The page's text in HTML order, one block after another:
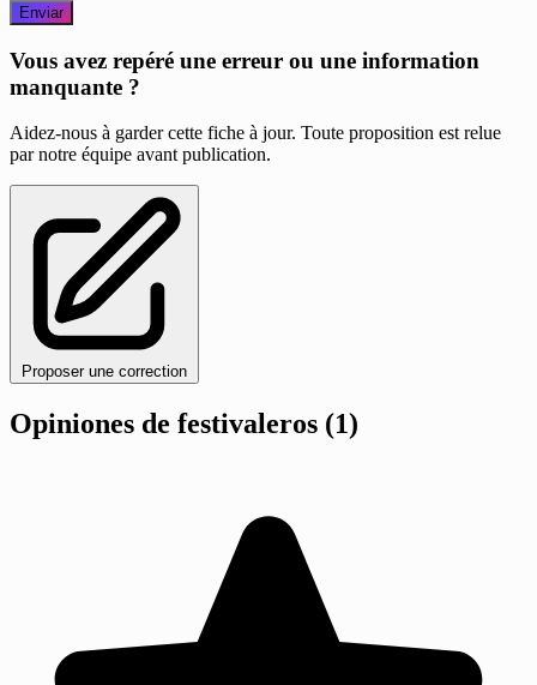
Enviar
Vous avez repéré une erreur ou une information
manquante ?
Aidez-nous à garder cette fiche à jour. Toute proposition est relue
par notre équipe avant publication.
Proposer une correction
Opiniones de festivaleros (1)